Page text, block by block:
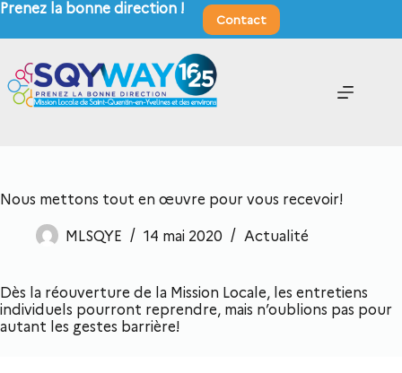
Prenez la bonne direction !
Contact
Nous mettons tout en œuvre pour vous recevoir!
MLSQYE 14 mai 2020 Actualité
Dès la réouverture de la Mission Locale, les entretiens
individuels pourront reprendre, mais n’oublions pas pour
autant les gestes barrière!